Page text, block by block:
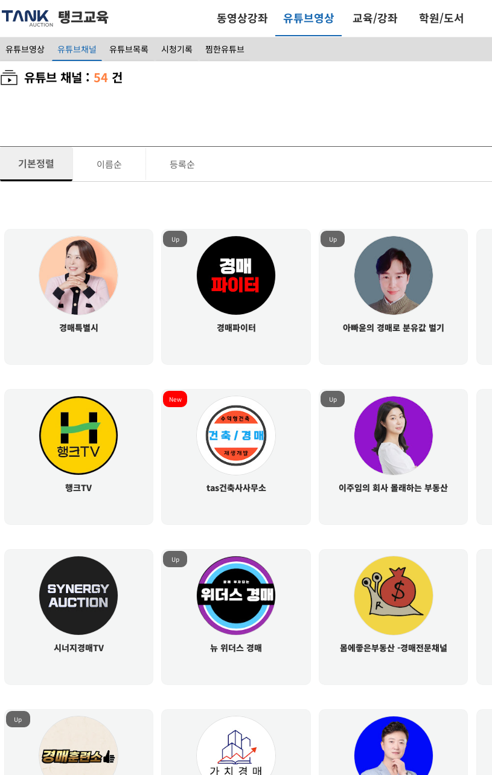
탱크교육 동영상강좌 유튜브영상 교육/강좌 학원/도서
유튜브영상 유튜브채널 유튜브목록 시청기록 찜한유튜브
유튜브 채널 : 54 건
기본정렬 이름순 등록순
경매특별시
Up
경매파이터
Up
아빠윤의 경매로 분유값 벌기
행크TV
New
tas건축사사무소
Up
이주임의 회사 몰래하는 부동산
시너지경매TV
Up
뉴 위더스 경매 몸에좋은부동산 -경매전문채널
Up